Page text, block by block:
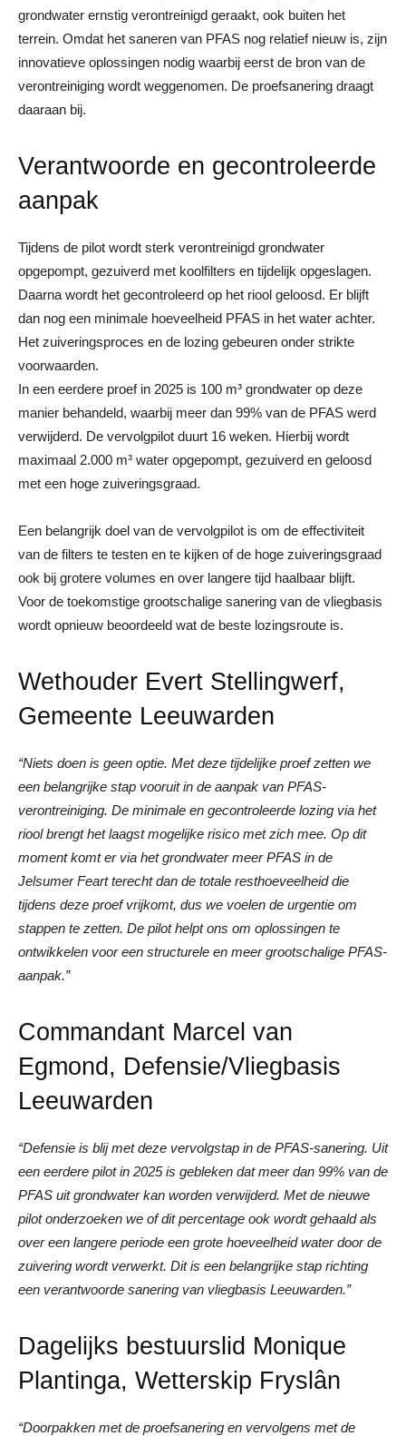
grondwater ernstig verontreinigd geraakt, ook buiten het
terrein. Omdat het saneren van PFAS nog relatief nieuw is, zijn
innovatieve oplossingen nodig waarbij eerst de bron van de
verontreiniging wordt weggenomen. De proefsanering draagt
daaraan bij.
Verantwoorde en gecontroleerde
aanpak
Tijdens de pilot wordt sterk verontreinigd grondwater
opgepompt, gezuiverd met koolfilters en tijdelijk opgeslagen.
Daarna wordt het gecontroleerd op het riool geloosd. Er blijft
dan nog een minimale hoeveelheid PFAS in het water achter.
Het zuiveringsproces en de lozing gebeuren onder strikte
voorwaarden.
In een eerdere proef in 2025 is 100 m³ grondwater op deze
manier behandeld, waarbij meer dan 99% van de PFAS werd
verwijderd. De vervolgpilot duurt 16 weken. Hierbij wordt
maximaal 2.000 m³ water opgepompt, gezuiverd en geloosd
met een hoge zuiveringsgraad.
Een belangrijk doel van de vervolgpilot is om de effectiviteit
van de filters te testen en te kijken of de hoge zuiveringsgraad
ook bij grotere volumes en over langere tijd haalbaar blijft.
Voor de toekomstige grootschalige sanering van de vliegbasis
wordt opnieuw beoordeeld wat de beste lozingsroute is.
Wethouder Evert Stellingwerf,
Gemeente Leeuwarden
“Niets doen is geen optie. Met deze tijdelijke proef zetten we
een belangrijke stap vooruit in de aanpak van PFAS-
verontreiniging. De minimale en gecontroleerde lozing via het
riool brengt het laagst mogelijke risico met zich mee. Op dit
moment komt er via het grondwater meer PFAS in de
Jelsumer Feart terecht dan de totale resthoeveelheid die
tijdens deze proef vrijkomt, dus we voelen de urgentie om
stappen te zetten. De pilot helpt ons om oplossingen te
ontwikkelen voor een structurele en meer grootschalige PFAS-
aanpak.”
Commandant Marcel van
Egmond, Defensie/Vliegbasis
Leeuwarden
“Defensie is blij met deze vervolgstap in de PFAS-sanering. Uit
een eerdere pilot in 2025 is gebleken dat meer dan 99% van de
PFAS uit grondwater kan worden verwijderd. Met de nieuwe
pilot onderzoeken we of dit percentage ook wordt gehaald als
over een langere periode een grote hoeveelheid water door de
zuivering wordt verwerkt. Dit is een belangrijke stap richting
een verantwoorde sanering van vliegbasis Leeuwarden.”
Dagelijks bestuurslid Monique
Plantinga, Wetterskip Fryslân
“Doorpakken met de proefsanering en vervolgens met de